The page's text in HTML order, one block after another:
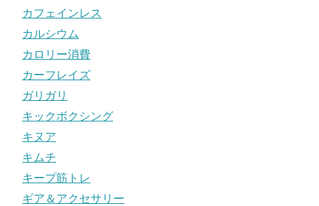
カフェインレス
カルシウム
カロリー消費
カーフレイズ
ガリガリ
キックボクシング
キヌア
キムチ
キープ筋トレ
ギア＆アクセサリー